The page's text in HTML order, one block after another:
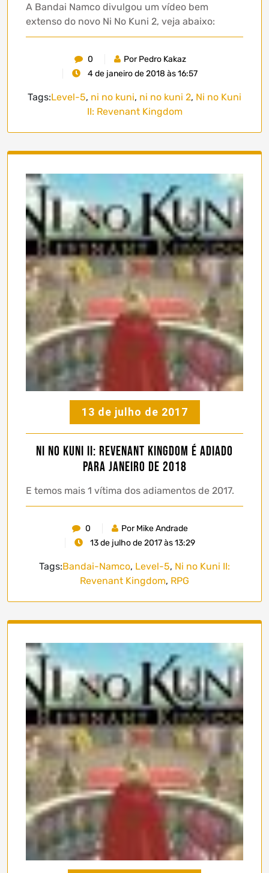
A Bandai Namco divulgou um vídeo bem
extenso do novo Ni No Kuni 2, veja abaixo:
0
Por Pedro Kakaz
4 de janeiro de 2018 às 16:57
Tags:Level-5, ni no kuni, ni no kuni 2, Ni no Kuni
II: Revenant Kingdom
13 de julho de 2017
Ni no Kuni II: Revenant Kingdom é adiado
para Janeiro de 2018
E temos mais 1 vítima dos adiamentos de 2017.
0
Por Mike Andrade
13 de julho de 2017 às 13:29
Tags:Bandai-Namco, Level-5, Ni no Kuni II:
Revenant Kingdom, RPG